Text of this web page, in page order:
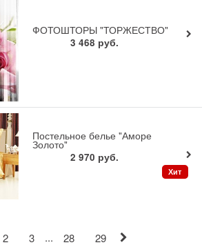
ФОТОШТОРЫ "ТОРЖЕСТВО"
3 468 руб.
Постельное белье "Аморе
Золото"
2 970 руб.
Хит
2 3 ... 28 29